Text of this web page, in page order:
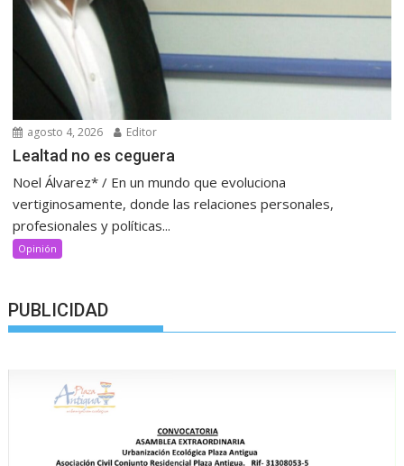
agosto 4, 2026 Editor
Lealtad no es ceguera
Noel Álvarez* / En un mundo que evoluciona
vertiginosamente, donde las relaciones personales,
profesionales y políticas...
Opinión
PUBLICIDAD